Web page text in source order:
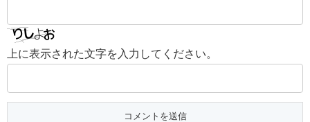
上に表示された文字を入力してください。